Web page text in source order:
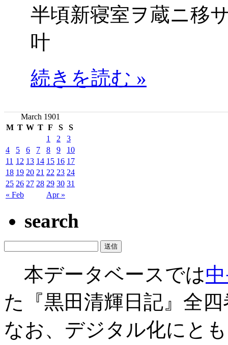
半頃新寝室ヲ蔵ニ移
叶
続きを読む »
March 1901
M T W T F S S
« Feb Apr »
1 2
3
4
5 6 7 8 9
10
11 12 13 14 15 16 17
18 19 20 21 22 23 24
25 26 27 28 29 30 31
search
本データベースでは
た『黒田清輝日記』全
なお、デジタル化にと